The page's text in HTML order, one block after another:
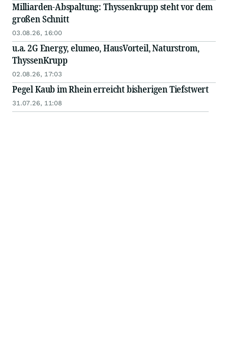
Milliarden-Abspaltung: Thyssenkrupp steht vor dem
großen Schnitt
03.08.26, 16:00
u.a. 2G Energy, elumeo, HausVorteil, Naturstrom,
ThyssenKrupp
02.08.26, 17:03
Pegel Kaub im Rhein erreicht bisherigen Tiefstwert
31.07.26, 11:08